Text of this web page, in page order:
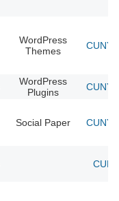
WordPress
Themes
CUNY
WordPress
Plugins
CUNY
Social Paper CUNY